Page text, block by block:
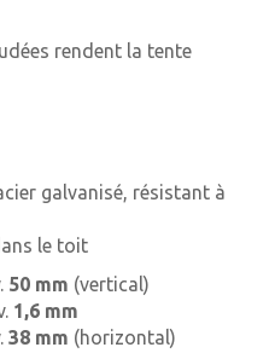
rendent la tente
galvanisé, résistant à
le toit
50 mm (vertical)
1,6 mm
38 mm (horizontal)